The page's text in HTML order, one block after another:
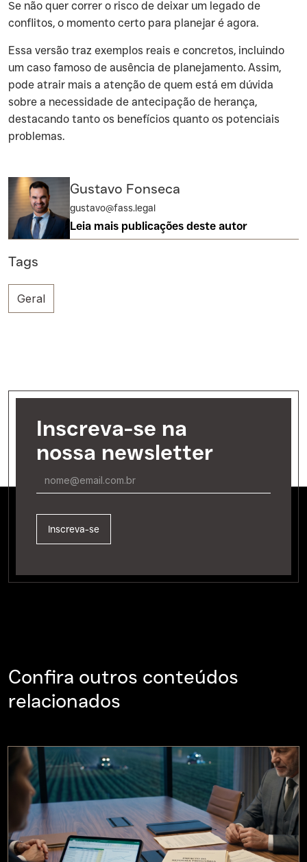
Se não quer correr o risco de deixar um legado de
conflitos, o momento certo para planejar é agora.
‍Essa versão traz exemplos reais e concretos, incluindo
um caso famoso de ausência de planejamento. Assim,
pode atrair mais a atenção de quem está em dúvida
sobre a necessidade de antecipação de herança,
destacando tanto os benefícios quanto os potenciais
problemas.
Gustavo Fonseca
gustavo@fass.legal
Leia mais publicações deste autor
Tags
Geral
Inscreva-se na
nossa newsletter
Confira outros conteúdos
relacionados